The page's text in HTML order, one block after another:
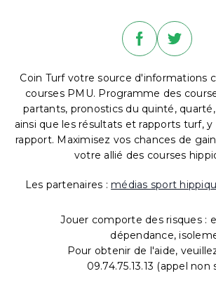
Coin Turf votre source d'informations
courses PMU. Programme des
partants, pronostics du quinté,
ainsi que les résultats et rapports turf,
rapport. Maximisez vos chances de
votre allié des courses
Les partenaires : médias sport
Jouer comporte des risques :
dépendance,
Pour obtenir de l'aide,
09.74.75.13.13 (appel non